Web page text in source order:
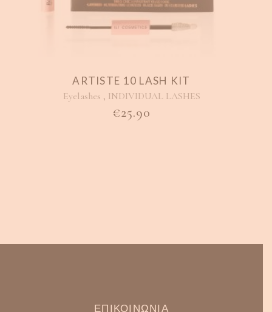
ARTISTE 10 LASH KIT
Eyelashes , INDIVIDUAL LASHES
€25.90
ΕΠΙΚΟΙΝΩΝΙΑ